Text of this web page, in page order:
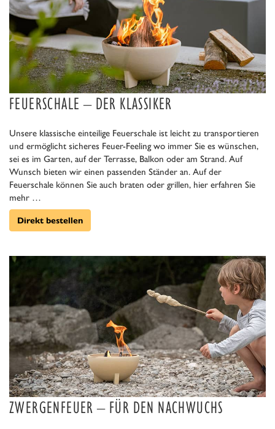
FEUERSCHALE – DER KLASSIKER
Unsere klassische einteilige Feuerschale ist leicht zu transportieren
und ermöglicht sicheres Feuer-Feeling wo immer Sie es wünschen,
sei es im Garten, auf der Terrasse, Balkon oder am Strand. Auf
Wunsch bieten wir einen passenden Ständer an. Auf der
Feuerschale können Sie auch braten oder grillen, hier erfahren Sie
mehr …
Direkt bestellen
ZWERGENFEUER – FÜR DEN NACHWUCHS